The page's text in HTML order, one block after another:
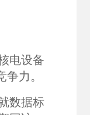
电设备
力。
数据标